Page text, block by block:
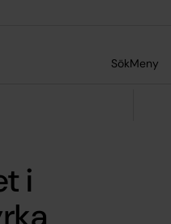
SökMeny
i